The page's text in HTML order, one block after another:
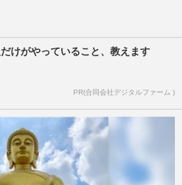
けがやっていること、教えます
PR(合同会社デジタルファーム )